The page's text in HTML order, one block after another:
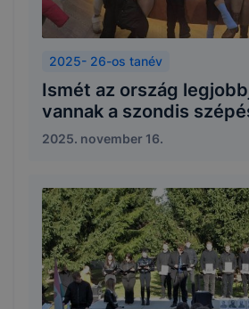
2025- 26-os tanév
Ismét az ország
vannak a szondis
2025. november 16.